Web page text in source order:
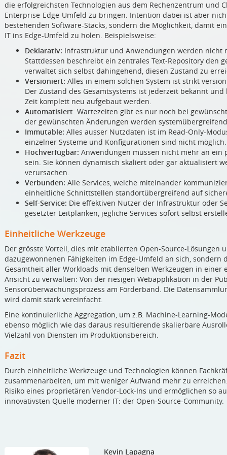
die erfolgreichsten Technologien aus dem Rechenzentrum und
Enterprise-Edge-Umfeld zu bringen. Intention dabei ist aber
bestehenden Software-Stacks, sondern die Möglichkeit, damit
IT ins Edge-Umfeld zu holen. Beispielsweise:
Deklarativ: Infrastruktur und Anwendungen werden nicht
Stattdessen beschreibt ein zentrales Text-Repository den
verwaltet sich selbst dahingehend, diesen Zustand zu
Versioniert: Alles in einem solchen System ist strikt
Der Zustand des Gesamtsystems ist jederzeit bekannt
Zeit komplett neu aufgebaut werden.
Automatisiert: Wartezeiten gibt es nur noch bei
der gewünschten Änderungen werden
Immutable: Alles ausser Nutzdaten ist im Read-Only-
einzelner Systeme und Konfigurationen sind nicht möglich.
Hochverfügbar: Anwendungen müssen nicht mehr an ein
sein. Sie können dynamisch skaliert oder gar aktualisiert
verursachen.
Verbunden: Alle Services, welche miteinander
einheitliche Schnittstellen standortübergreifend auf
Self-Service: Die effektiven Nutzer der Infrastruktur oder
gesetzter Leitplanken, jegliche Services sofort selbst
Einheitliche Werkzeuge
Der grösste Vorteil, dies mit etablierten Open-Source-Lösungen
dazugewonnenen Fähigkeiten im Edge-Umfeld an sich,
Gesamtheit aller Workloads mit denselben Werkzeugen in
Ansicht zu verwalten: Von der riesigen Webapplikation in der
Sensorüberwachungsprozess am Förderband. Die
wird damit stark vereinfacht.
Eine kontinuierliche Aggregation, um z.B. Machine-Learning-
ebenso möglich wie das daraus resultierende skalierbare
Vielzahl von Diensten im Produktionsbereich.
Fazit
Durch einheitliche Werkzeuge und Technologien können
zusammenarbeiten, um mit weniger Aufwand mehr zu
Risiko eines proprietären Vendor-Lock-Ins und ermöglichen so
innovativsten Quelle moderner IT: der Open-Source-Community.
Kevin Lapagna